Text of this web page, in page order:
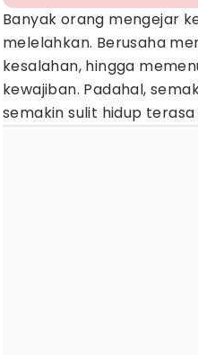
Banyak orang mengejar
melelahkan. Berusaha
kesalahan, hingga
kewajiban. Padahal,
semakin sulit hidup